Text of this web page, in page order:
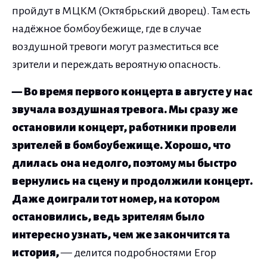
пройдут в МЦКМ (Октябрьский дворец). Там есть
надёжное бомбоубежище, где в случае
воздушной тревоги могут разместиться все
зрители и переждать вероятную опасность.
— Во время первого концерта в августе у нас
звучала воздушная тревога. Мы сразу же
остановили концерт, работники провели
зрителей в бомбоубежище. Хорошо, что
длилась она недолго, поэтому мы быстро
вернулись на сцену и продолжили концерт.
Даже доиграли тот номер, на котором
остановились, ведь зрителям было
интересно узнать, чем же закончится та
история,— делится подробностями Егор